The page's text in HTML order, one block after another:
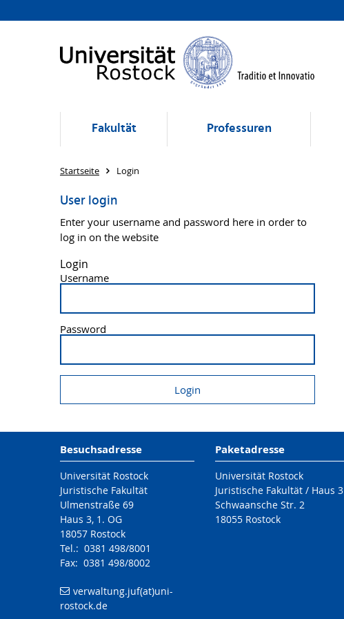
Fakultät Professuren
Startseite Login
User login
Enter your username and password here in order to
log in on the website
Login
Username
Password
Besuchsadresse
Universität Rostock
Juristische Fakultät
Ulmenstraße 69
Haus 3, 1. OG
18057 Rostock
Tel.: 0381 498/8001
Fax: 0381 498/8002
verwaltung.juf(at)uni-
rostock.de
Paketadresse
Universität Rostock
Juristische Fakultät / Haus 3
Schwaansche Str. 2
18055 Rostock